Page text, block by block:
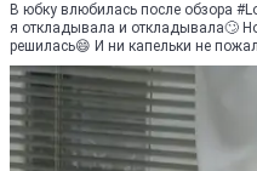
В юбку влюбилась после обзора
я откладывала и откладывала🙄
решилась😄 И ни капельки не